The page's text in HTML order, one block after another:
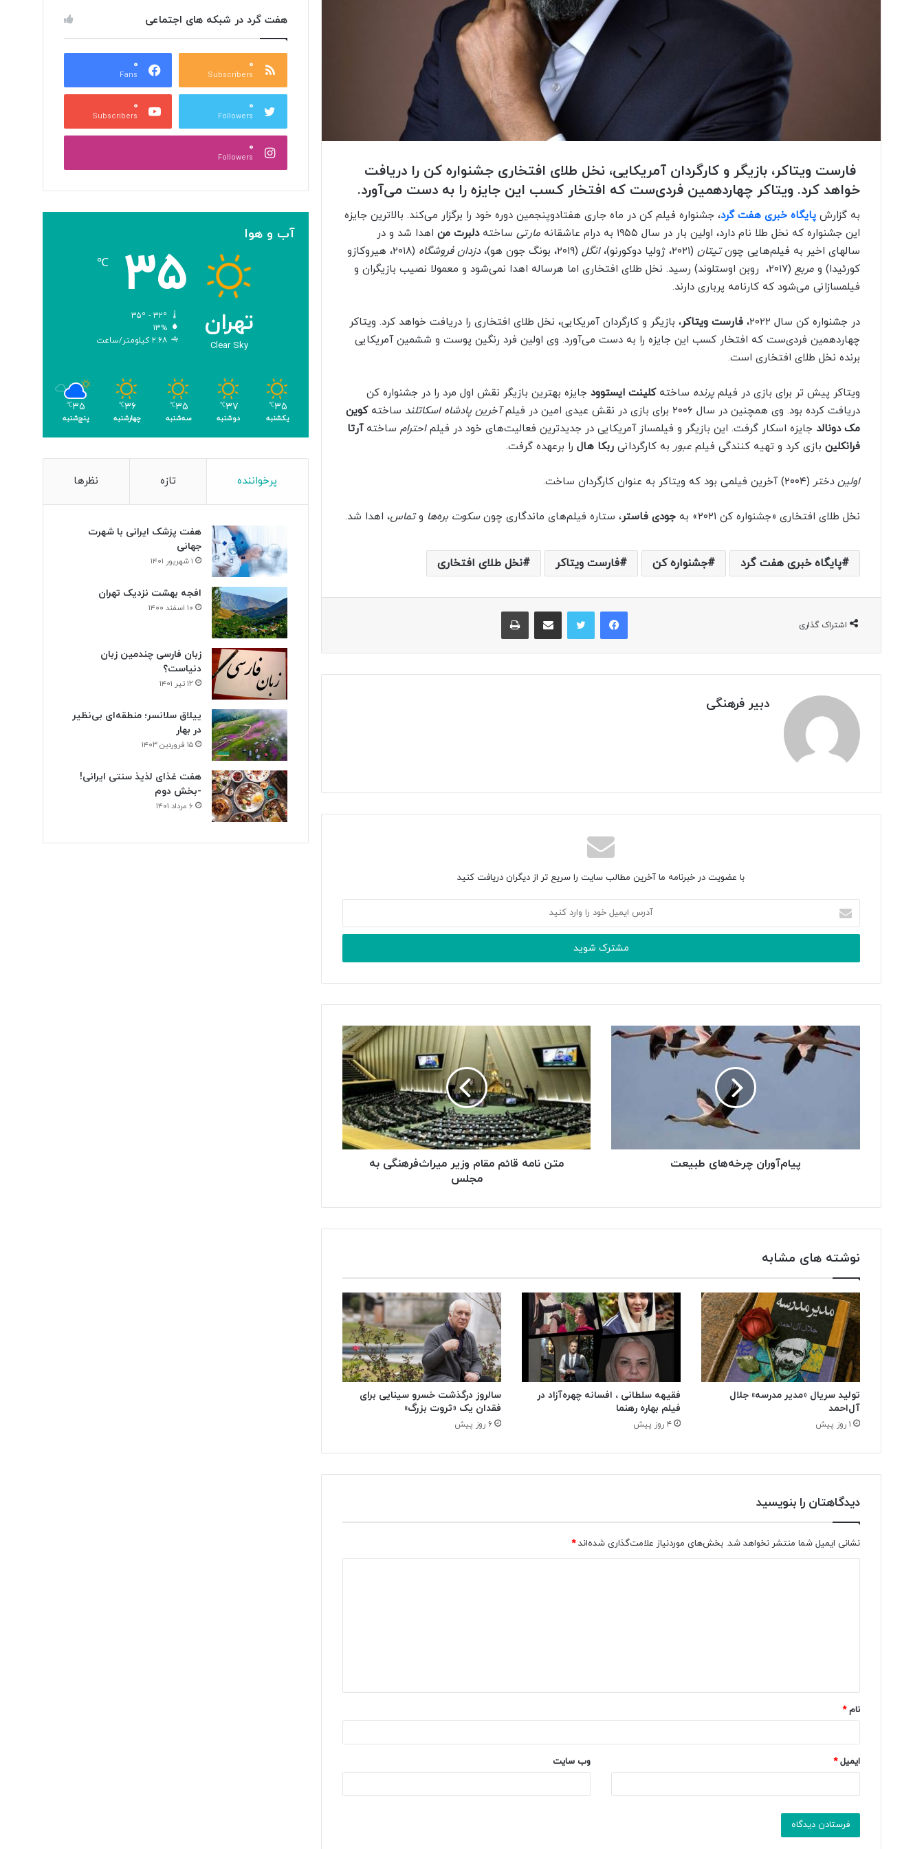
فارست ویتاکر، بازیگر و کارگردان آمریکایی، نخل طلای افتخاری جشنواره کن را دریافت
خواهد کرد. ویتاکر چهاردهمین فردی‌ست که افتخار کسب این جایزه را به دست می‌آورد.
به گزارش پایگاه خبری هفت گرد، جشنواره فیلم کن در ماه جاری هفتادوپنجمین دوره خود را برگزار می‌کند. بالاترین جایزه
این جشنواره که نخل طلا نام دارد، اولین بار در سال ۱۹۵۵ به درام عاشقانه
مارتی ساخته دلبرت من اهدا شد و در
سالهای اخیر به فیلم‌هایی چونتیتان (۲۰۲۱، ژولیا دوکورنو)، انگل (۲۰۱۹، بونگ جون هو)، دزدان فروشگاه
(۲۰۱۸، هیروکازو
کورئیدا) و مربع
(۲۰۱۷، روبن اوستلوند) رسید. نخل طلای افتخاری اما هرساله اهدا نمی‌شود و معمولا نصیب بازیگران و
فیلمسازانی می‌شود که کارنامه پرباری دارند.
در جشنواره کن سال ۲۰۲۲، فارست ویتاکر، بازیگر و کارگردان آمریکایی، نخل طلای افتخاری را دریافت خواهد کرد. ویتاکر
چهاردهمین فردی‌ست که افتخار کسب این جایزه را به دست می‌آورد. وی اولین فرد رنگین پوست و ششمین آمریکایی
برنده نخل طلای افتخاری است.
ویتاکر پیش تر برای بازی در فیلم پرنده ساخته کلینت ایستوود جایزه بهترین بازیگر نقش اول مرد را در جشنواره کن
دریافت کرده بود. وی همچنین در سال ۲۰۰۶ برای بازی در نقش عیدی امین در فیلم
آخرین پادشاه اسکاتلند ساختهکوین
مک دونالد جایزه اسکار گرفت. این بازیگر و فیلمساز آمریکایی در جدیدترین فعالیت‌های خود در فیلماحترام ساختهآرتا
فرانکلین بازی کرد و تهیه کنندگی فیلم عبور به کارگردانی ربکا هال را برعهده گرفت.
اولین دختر (۲۰۰۴) آخرین فیلمی بود که ویتاکر به عنوان کارگردان ساخت.
نخل طلای افتخاری «جشنواره کن ۲۰۲۱» به جودی فاستر، ستاره فیلم‌های ماندگاری چونسکوت بره‌ها وتماس، اهدا شد.
پایگاه خبری هفت گرد جشنواره کن فارست ویتاکر نخل طلای افتخاری
اشتراک گذاری
فیس بوک توییتر اشتراک گذاری از طریق ایمیل چاپ
دبیر فرهنگی
با عضویت در خبرنامه ما آخرین مطالب سایت را سریع تر از دیگران دریافت کنید
ایمیل
خود
وارد
پیام‌آوران چرخه‌های طبیعت
متن نامه قائم مقام وزیر میراث‌فرهنگی به
مجلس
نوشته های مشابه
تولید سریال «مدیر مدرسه» جلال
آل‌احمد
۱ روز پیش
فقیهه سلطانی ، افسانه چهره‌آزاد در
فیلم بهاره رهنما
۴ روز پیش
سالروز درگذشت خسرو سینایی برای
فقدان یک «ثروت بزرگ»
۶ روز پیش
دیدگاهتان را بنویسید
نشانی ایمیل شما منتشر نخواهد شد. بخش‌های موردنیاز علامت‌گذاری شده‌اند*
*
نام*
ایمیل* وب‌ سایت
هفت گرد در شبکه های اجتماعی
۰
Subscribers
۰
Fans
۰
Followers
۰
Subscribers
۰
Followers
آب و هوا
تهران
Clear Sky
۳۵ ℃
۱۳%
۲.۶۸ کیلومتر/ساعت
۳۵℃
یکشنبه
۳۷℃
دوشنبه
۳۵℃
سه‌شنبه
۳۶℃
چهارشنبه
۳۵℃
پنج‌شنبه
پرخواننده تازه نظرها
هفت پزشک ایرانی با شهرت
جهانی
۱ شهریور ۱۴۰۱
افجه بهشت نزدیک تهران
۱۰ اسفند ۱۴۰۰
زبان فارسی چندمین زبان
دنیاست؟
۱۲ تیر ۱۴۰۱
ییلاق سلانسر؛ منطقه‌ای بی‌نظیر
در بهار
۱۵ فروردین ۱۴۰۳
هفت غذای لذیذ سنتی ایرانی!
-بخش دوم
۶ مرداد ۱۴۰۱